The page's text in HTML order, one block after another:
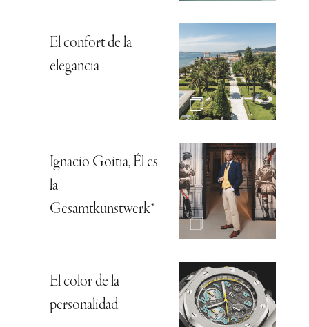
El confort de la
elegancia
Ignacio Goitia, Él es
la
Gesamtkunstwerk*
El color de la
personalidad